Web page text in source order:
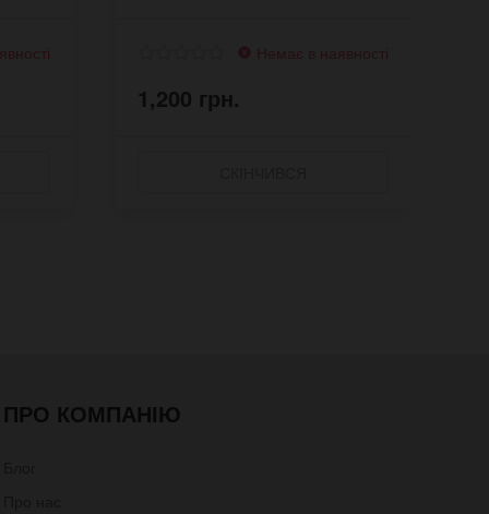
1,200 грн.
ПРО КОМПАНІЮ